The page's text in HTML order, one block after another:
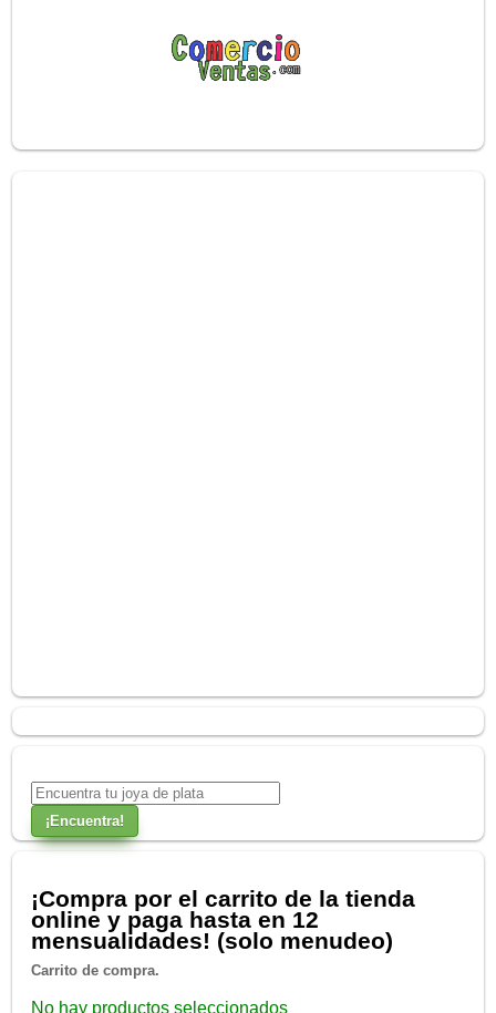
¡Compra por el carrito de la tienda
online y paga hasta en 12
mensualidades! (solo menudeo)
Carrito de compra.
No hay productos seleccionados